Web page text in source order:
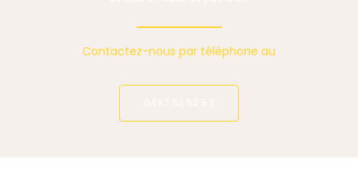
Contactez-nous par téléphone au